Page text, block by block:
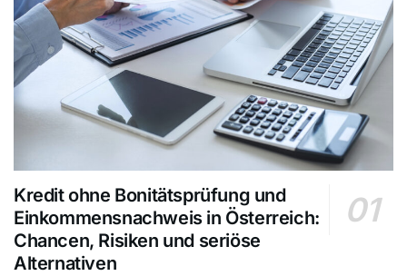
Kredit ohne Bonitätsprüfung und
Einkommensnachweis in Österreich:
Chancen, Risiken und seriöse
Alternativen